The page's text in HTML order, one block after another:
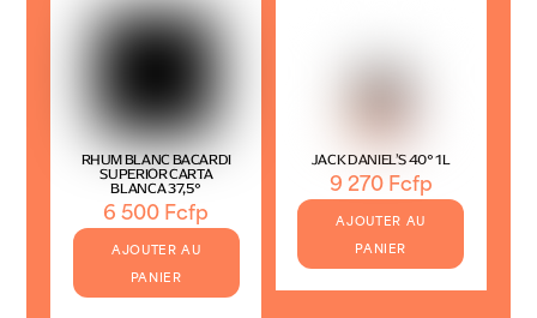
RHUM BLANC BACARDI
SUPERIOR CARTA
BLANCA 37,5°
6 500Fcfp
AJOUTER AU
PANIER
JACK DANIEL’S 40° 1L
9 270Fcfp
AJOUTER AU
PANIER